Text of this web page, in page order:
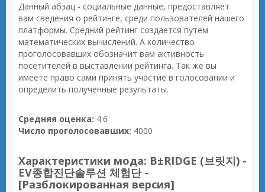
Данный абзац - социальные данные, предоставляет
вам сведения о рейтинге, среди пользователей нашего
платформы. Средний рейтинг создается путем
математических вычислений. А количество
проголосовавших обозначит вам активность
посетителей в выставлении рейтинга. Так же вы
имеете право сами принять участие в голосовании и
определить полученные результаты.
Средняя оценка: 4.6
Число проголосовавших: 4000
Характеристики мода: B±RIDGE (브릿지) -
EV종합진단솔루션 체험단 -
[Разблокированная версия]